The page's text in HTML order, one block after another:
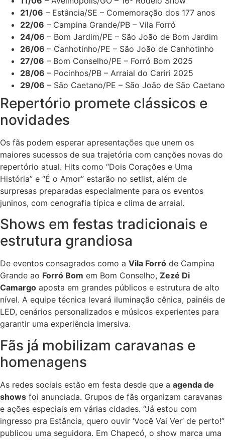
21/06 – Estância/SE – Comemoração dos 177 anos
22/06 – Campina Grande/PB – Vila Forró
24/06 – Bom Jardim/PE – São João de Bom Jardim
26/06 – Canhotinho/PE – São João de Canhotinho
27/06 – Bom Conselho/PE – Forró Bom 2025
28/06 – Pocinhos/PB – Arraial do Cariri 2025
29/06 – São Caetano/PE – São João de São Caetano
Repertório promete clássicos e
novidades
Os fãs podem esperar apresentações que unem os
maiores sucessos de sua trajetória com canções novas do
repertório atual. Hits como “Dois Corações e Uma
História” e “É o Amor” estarão no setlist, além de
surpresas preparadas especialmente para os eventos
juninos, com cenografia típica e clima de arraial.
Shows em festas tradicionais e
estrutura grandiosa
De eventos consagrados como a Vila Forró de Campina
Grande ao Forró Bom em Bom Conselho, Zezé Di
Camargo aposta em grandes públicos e estrutura de alto
nível. A equipe técnica levará iluminação cênica, painéis de
LED, cenários personalizados e músicos experientes para
garantir uma experiência imersiva.
Fãs já mobilizam caravanas e
homenagens
As redes sociais estão em festa desde que a agenda de
shows foi anunciada. Grupos de fãs organizam caravanas
e ações especiais em várias cidades. “Já estou com
ingresso pra Estância, quero ouvir ‘Você Vai Ver’ de perto!”
publicou uma seguidora. Em Chapecó, o show marca uma